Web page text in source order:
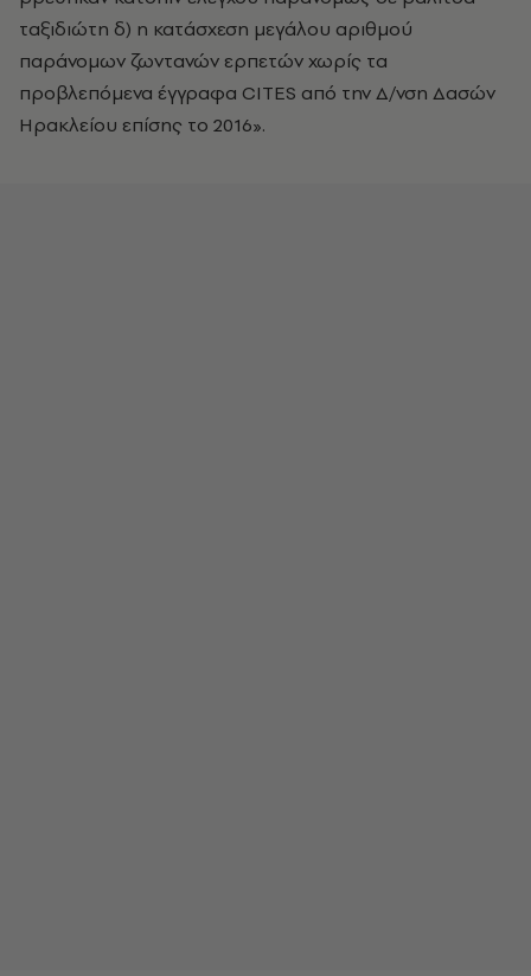
ταξιδιώτη δ) η κατάσχεση μεγάλου αριθμού
παράνομων ζωντανών ερπετών χωρίς τα
προβλεπόμενα έγγραφα CITES από την Δ/νση Δασών
Ηρακλείου επίσης το 2016».